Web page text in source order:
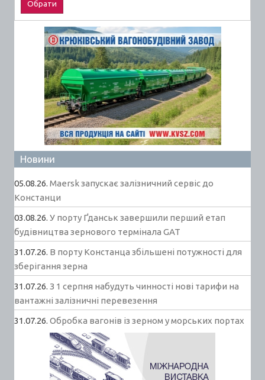
Новини
05.08.26. Maersk запускає залізничний сервіс до
Констанци
03.08.26. У порту Ґданськ завершили перший етап
будівництва зернового термінала GAT
31.07.26. В порту Констанца збільшені потужності для
зберігання зерна
31.07.26. З 1 серпня набудуть чинності нові тарифи на
вантажні залізничні перевезення
31.07.26. Обробка вагонів із зерном у морських портах